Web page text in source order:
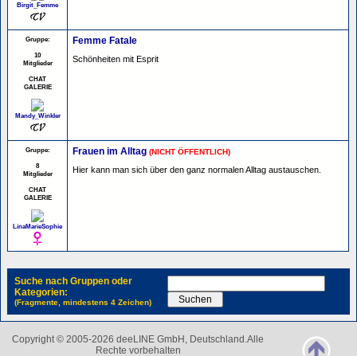
Birgit_Femme
Gruppe:
10
Mitglieder
CHAT
GALERIE
Mandy_Winkler
Femme Fatale
Schönheiten mit Esprit
Gruppe:
8
Mitglieder
CHAT
GALERIE
LinaMarieSophie
Frauen im Alltag (NICHT ÖFFENTLICH)
Hier kann man sich über den ganz normalen Alltag austauschen.
Suche nach Gruppen oder
Kategorien:
(Fragmente, mindestens 4 Zeichen)
Copyright © 2005-2026 deeLINE GmbH, Deutschland.Alle
Rechte vorbehalten